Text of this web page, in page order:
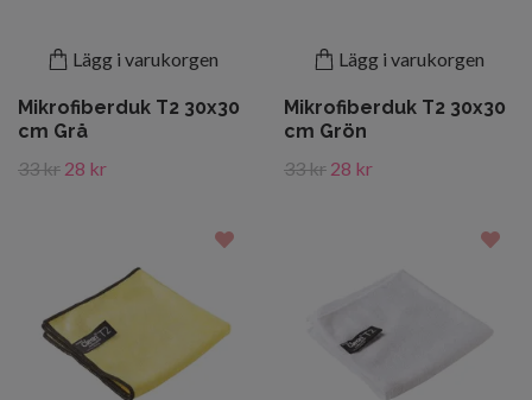
Lägg i varukorgen
Mikrofiberduk T2 30x30
cm Grå
33 kr 28 kr
Lägg i varukorgen
Mikrofiberduk T2 30x30
cm Grön
33 kr 28 kr